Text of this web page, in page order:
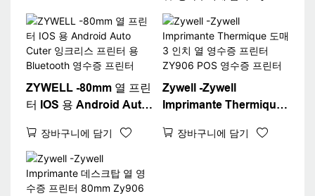
ZYWELL -80mm 열 프린
터 IOS 용 Android Auto
용 Bluetooth 영수증 프
린터
장바구니에 담기
Zywell -Zywell
Imprimante Thermique
린터 ZY906 POS 영수증
장바구니에 담기